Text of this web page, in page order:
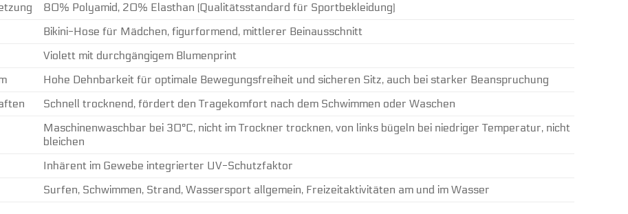
80% Polyamid, 20% Elasthan (Qualitätsstandard für Sportbekleidung)
Bikini-Hose für Mädchen, figurformend, mittlerer Beinausschnitt
Violett mit durchgängigem Blumenprint
Hohe Dehnbarkeit für optimale Bewegungsfreiheit und sicheren Sitz, auch bei starker Beanspruchung
Schnell trocknend, fördert den Tragekomfort nach dem Schwimmen oder Waschen
Maschinenwaschbar bei 30°C, nicht im Trockner trocknen, von links bügeln bei niedriger Temperatur, nicht
bleichen
Inhärent im Gewebe integrierter UV-Schutzfaktor
Surfen, Schwimmen, Strand, Wassersport allgemein, Freizeitaktivitäten am und im Wasser